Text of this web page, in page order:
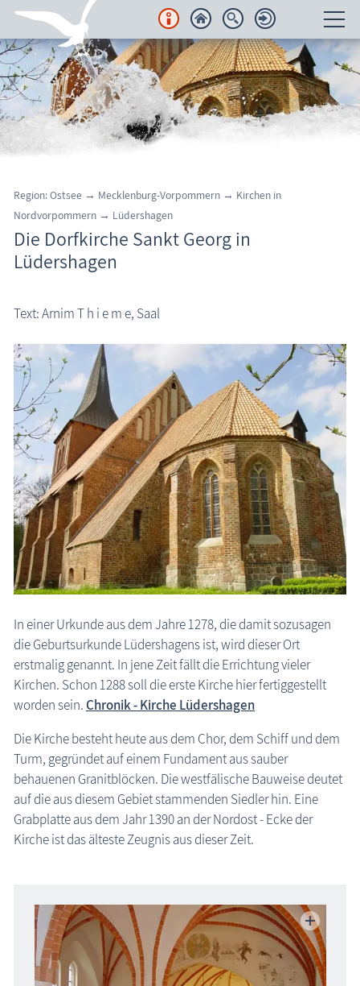
Unterkünfte
Regionales
Urlaubsorte
Karten
Freizeit
Wissenswertes
Veranstaltungen
Blog
Lüdershagen: Kirche
Region: Ostsee → Mecklenburg-Vorpommern → Kirchen in
Nordvorpommern → Lüdershagen
Die Dorfkirche Sankt Georg in
Lüdershagen
Text: Arnim T h i e m e, Saal
In einer Urkunde aus dem Jahre 1278, die damit sozusagen
die Geburtsurkunde Lüdershagens ist, wird dieser Ort
erstmalig genannt. In jene Zeit fällt die Errichtung vieler
Kirchen. Schon 1288 soll die erste Kirche hier fertiggestellt
worden sein. Chronik - Kirche Lüdershagen
Die Kirche besteht heute aus dem Chor, dem Schiff und dem
Turm, gegründet auf einem Fundament aus sauber
behauenen Granitblöcken. Die westfälische Bauweise deutet
auf die aus diesem Gebiet stammenden Siedler hin. Eine
Grabplatte aus dem Jahr 1390 an der Nordost - Ecke der
Kirche ist das älteste Zeugnis aus dieser Zeit.